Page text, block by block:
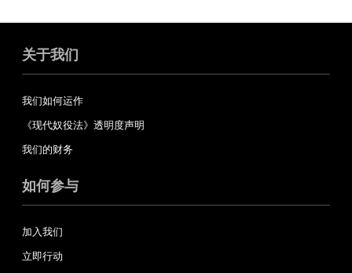
关于我们
我们如何运作
《现代奴役法》透明度声明
我们的财务
如何参与
加入我们
立即行动